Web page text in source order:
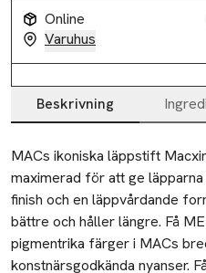
Online
Varuhus
Beskrivning
Beskrivning
MACs ikoniska läppstift
maximerad för att ge
finish och en läppvårdande
bättre och håller längre. Få
pigmentrika färger i MACs
konstnärsgodkända nyanser.